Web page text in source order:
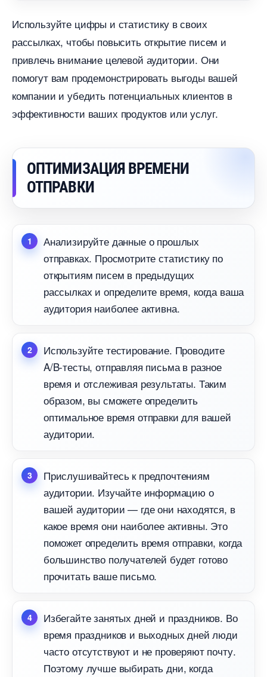
Используйте цифры и статистику в своих
рассылках, чтобы повысить открытие писем и
привлечь внимание целевой аудитории. Они
помогут вам продемонстрировать выгоды вашей
компании и убедить потенциальных клиенто
эффективности ваших продуктов или услуг.
ОПТИМИЗАЦИЯ ВРЕМЕНИ
ОТПРАВКИ
Анализируйте данные о прошлых
отправках. Просмотрите статистику по
открытиям писем в предыдущих
рассылках и определите время, когда ваша
аудитория наиболее активна.
Используйте тестирование. Проводите
A/B-тесты, отправляя письма в разное
ремя и отслеживая результаты. Таким
образом, вы сможете определить
оптимальное время отправки для вашей
аудитории.
Прислушивайтесь к предпочтениям
аудитории. Изучайте информацию о
ашей аудитории — где они находятся,
какое время они наиболее активны. Это
поможет определить время отправки, когда
ольшинство получателей будет готово
прочитать ваше письмо.
Избегайте занятых дней и праздников. Во
ремя праздников и выходных дней люди
часто отсутствуют и не проверяют почту.
Поэтому лучше выбирать дни, когда